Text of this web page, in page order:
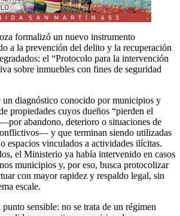
formalizó un nuevo instrumento
a la prevención del delito y la recuperación
el “Protocolo para la intervención
sobre inmuebles con fines de seguridad
un diagnóstico conocido por municipios y
propiedades cuyos dueños “pierden el
abandono, deterioro o situaciones de
y que terminan siendo utilizadas
espacios vinculados a actividades ilícitas.
el Ministerio ya había intervenido en casos
municipios y, por eso, busca protocolizar
con mayor rapidez y respaldo legal, sin
escale.
sensible: no se trata de un régimen